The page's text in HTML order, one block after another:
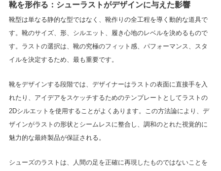
靴を形作る：シューラストがデザインに与えた影響
靴型は単なる静的な型ではなく、靴作りの全工程を導く動的な道具で
す。靴のサイズ、形、シルエット、履き心地のレベルを決めるもので
す。ラストの選択は、靴の究極のフィット感、パフォーマンス、スタ
イルを決定するため、最も重要です。
靴をデザインする段階では、デザイナーはラストの表面に直接手を入
れたり、アイデアをスケッチするためのテンプレートとしてラストの
2Dシルエットを使用することがよくあります。この方法論により、デ
ザインがラストの形状とシームレスに整合し、調和のとれた視覚的に
魅力的な最終製品が保証される。
シューズのラストは、人間の足を正確に再現したものではないことを